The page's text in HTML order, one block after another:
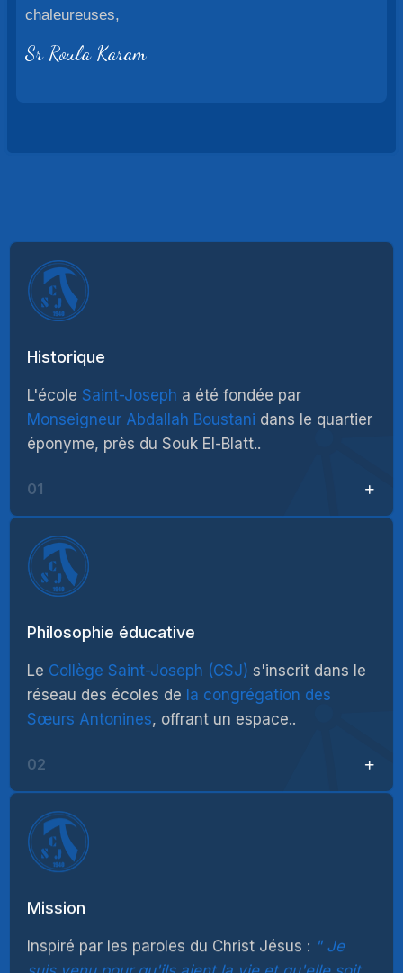
chaleureuses,
Sr Roula Karam
Historique
L'école Saint-Joseph a été fondée par
Monseigneur Abdallah Boustani dans le quartier
éponyme, près du Souk El-Blatt..
01
Philosophie éducative
Le Collège Saint-Joseph (CSJ) s'inscrit dans le
réseau des écoles de la congrégation des
Sœurs Antonines, offrant un espace..
02
Mission
Inspiré par les paroles du Christ Jésus :
Je